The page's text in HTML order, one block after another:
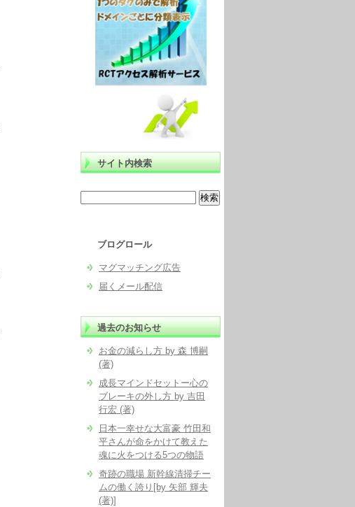
サイト内検索
ブログロール
マグマッチング広告
届くメール配信
過去のお知らせ
お金の減らし方 by 森 博嗣
(著)
成長マインドセットー心の
ブレーキの外し方 by 吉田
行宏 (著)
日本一幸せな大富豪 竹田和
平さんが命をかけて教えた
魂に火をつける5つの物語
奇跡の職場 新幹線清掃チー
ムの働く誇り[by 矢部 輝夫
(著)]